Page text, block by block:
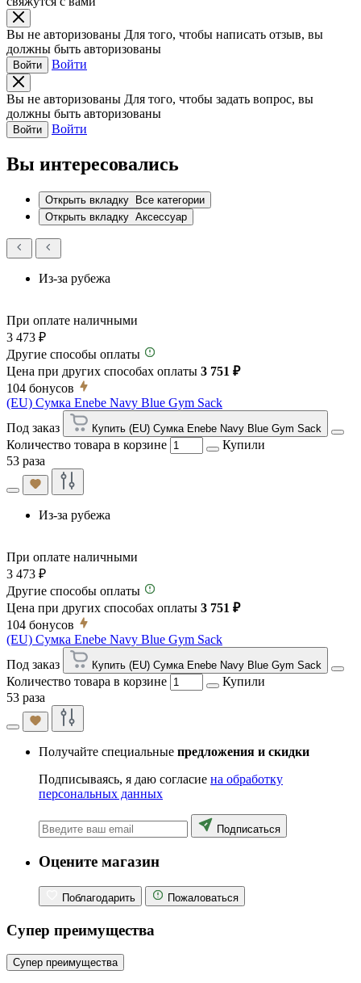
Вы не авторизованы Для того, чтобы написать отзыв, вы
должны быть авторизованы
Войти Войти
Вы не авторизованы Для того, чтобы задать вопрос, вы
должны быть авторизованы
Войти Войти
Вы интересовались
Открыть вкладку
Все категории
Открыть вкладку Аксессуар
Из-за рубежа
При оплате наличными
3 473 ₽
Другие способы оплаты
Цена при других способах оплаты 3 751 ₽
104 бонусов
(EU) Сумка Enebe Navy Blue Gym Sack
Под заказ
Купить (EU) Сумка Enebe Navy Blue Gym Sack
Количество товара в корзине
Купили
53 раза
Из-за рубежа
При оплате наличными
3 473 ₽
Другие способы оплаты
Цена при других способах оплаты 3 751 ₽
104 бонусов
(EU) Сумка Enebe Navy Blue Gym Sack
Под заказ
Купить (EU) Сумка Enebe Navy Blue Gym Sack
Количество товара в корзине
Купили
53 раза
Получайте специальные предложения и скидки
Подписываясь, я даю согласие на обработку
персональных данных
Подписаться
Оцените магазин
Поблагодарить Пожаловаться
Супер преимущества
Супер преимущества